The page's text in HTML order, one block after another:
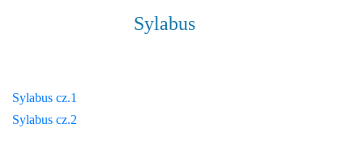
Sylabus
Sylabus cz.1
Sylabus cz.2